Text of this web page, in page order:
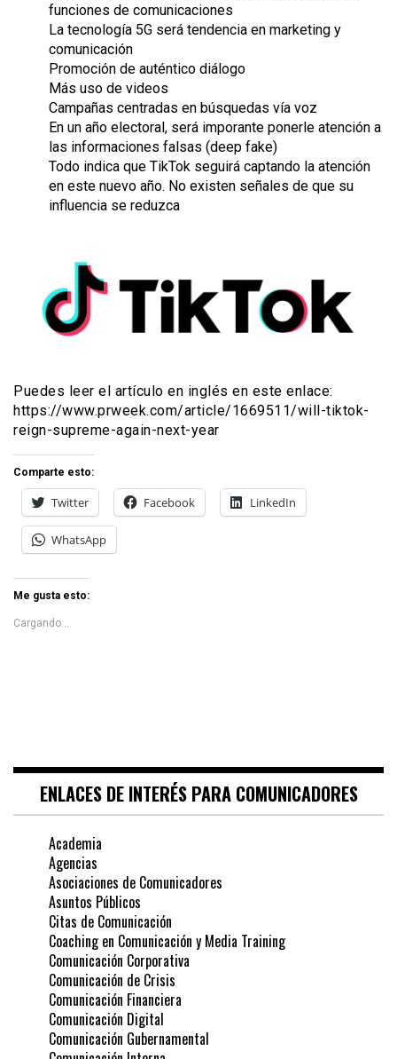
funciones de comunicaciones
La tecnología 5G será tendencia en marketing y
comunicación
Promoción de auténtico diálogo
Más uso de videos
Campañas centradas en búsquedas vía voz
En un año electoral, será imporante ponerle atención a
las informaciones falsas (deep fake)
Todo indica que TikTok seguirá captando la atención
en este nuevo año. No existen señales de que su
influencia se reduzca
Puedes leer el artículo en inglés en este enlace:
https://www.prweek.com/article/1669511/will-tiktok-
reign-supreme-again-next-year
Comparte esto:
Twitter Facebook LinkedIn
WhatsApp
Me gusta esto:
Cargando...
ENLACES DE INTERÉS PARA COMUNICADORES
Academia
Agencias
Asociaciones de Comunicadores
Asuntos Públicos
Citas de Comunicación
Coaching en Comunicación y Media Training
Comunicación Corporativa
Comunicación de Crisis
Comunicación Financiera
Comunicación Digital
Comunicación Gubernamental